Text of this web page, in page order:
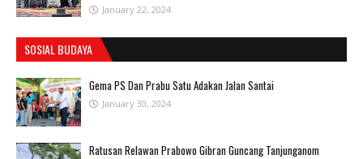
January 22, 2024
SOSIAL BUDAYA
Gema PS Dan Prabu Satu Adakan Jalan Santai
January 30, 2024
Ratusan Relawan Prabowo Gibran Guncang Tanjunganom